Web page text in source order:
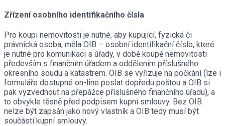
Zřízení osobního identifikačního čísla
Pro koupi nemovitosti je nutné, aby kupující, fyzická či
právnická osoba, měla OIB – osobní identifikační číslo, které
je nutné pro komunikaci s úřady, v době koupě nemovitosti
především s finančním úřadem a oddělením příslušného
okresního soudu a katastrem. OIB se vyřizuje na počkání (lze i
formuláře dostupné on-line poslat dopředu poštou a OIB si
pak vyzvednout na přepážce příslušného finančního úřadu), a
to obvykle těsně před podpisem kupní smlouvy. Bez OIB
nelze být zapsán jako nový vlastník a OIB tedy musí být
součástí kupní smlouvy.